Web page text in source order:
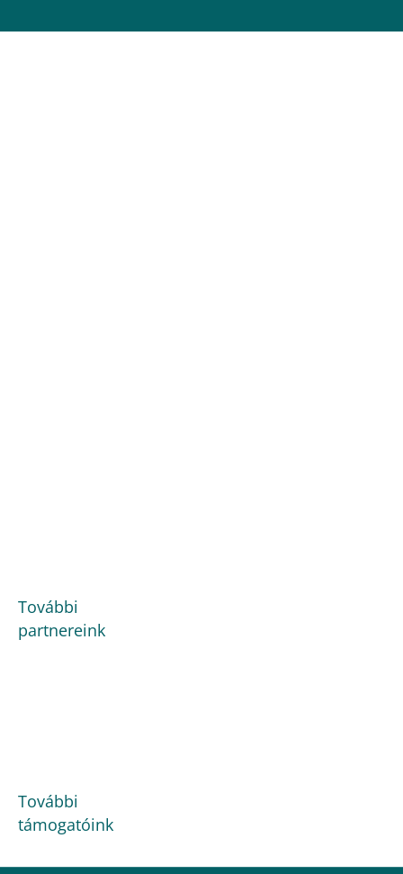
További
partnereink
További
támogatóink